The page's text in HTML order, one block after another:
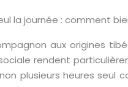
la journée : comment
aux origines
rendent
plusieurs heures